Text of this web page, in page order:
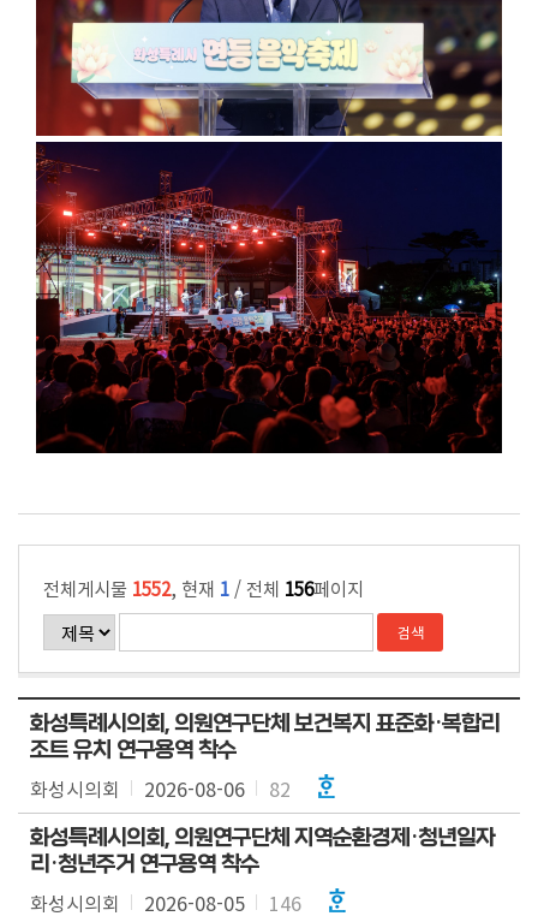
전체게시물 1552, 현재 1 / 전체 156페이지
화성특례시의회, 의원연구단체 보건복지 표준화·복합리
조트 유치 연구용역 착수
화성시의회 2026-08-06 82
화성특례시의회, 의원연구단체 지역순환경제·청년일자
리·청년주거 연구용역 착수
화성시의회 2026-08-05 146